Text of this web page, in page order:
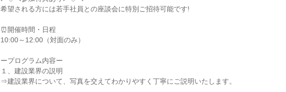
希望される方には若手社員との座談会に特別ご招待可能です!
⏰開催時間・日程
10:00～12:00（対面のみ）
ープログラム内容ー
１、建設業界の説明
⇒建設業界について、写真を交えてわかりやすく丁寧にご説明いたします。